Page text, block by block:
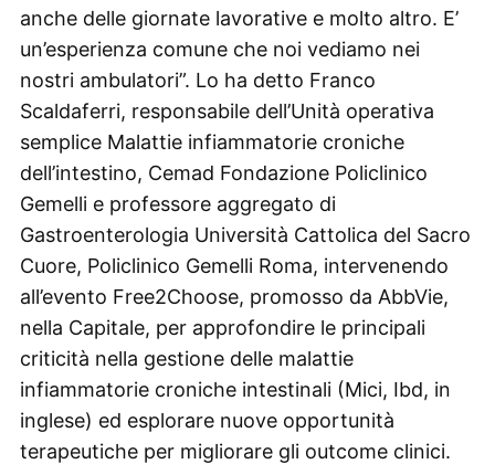
anche delle giornate lavorative e molto altro. E’
un’esperienza comune che noi vediamo nei
nostri ambulatori”. Lo ha detto Franco
Scaldaferri, responsabile dell’Unità operativa
semplice Malattie infiammatorie croniche
dell’intestino, Cemad Fondazione Policlinico
Gemelli e professore aggregato di
Gastroenterologia Università Cattolica del Sacro
Cuore, Policlinico Gemelli Roma, intervenendo
all’evento Free2Choose, promosso da AbbVie,
nella Capitale, per approfondire le principali
criticità nella gestione delle malattie
infiammatorie croniche intestinali (Mici, Ibd, in
inglese) ed esplorare nuove opportunità
terapeutiche per migliorare gli outcome clinici.